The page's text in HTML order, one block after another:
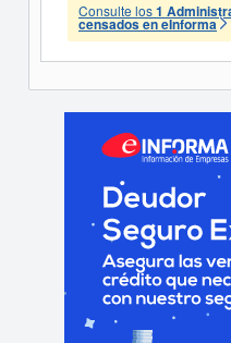
Consulte los1
censados en eInforma